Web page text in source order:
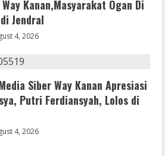
Kanan,Masyarakat Ogan Di
Jendral
4, 2026
Siber Way Kanan Apresiasi
Putri Ferdiansyah, Lolos di
4, 2026
6, 2026
Crack + Portable Clean
6, 2026
Studio Portable + License Key